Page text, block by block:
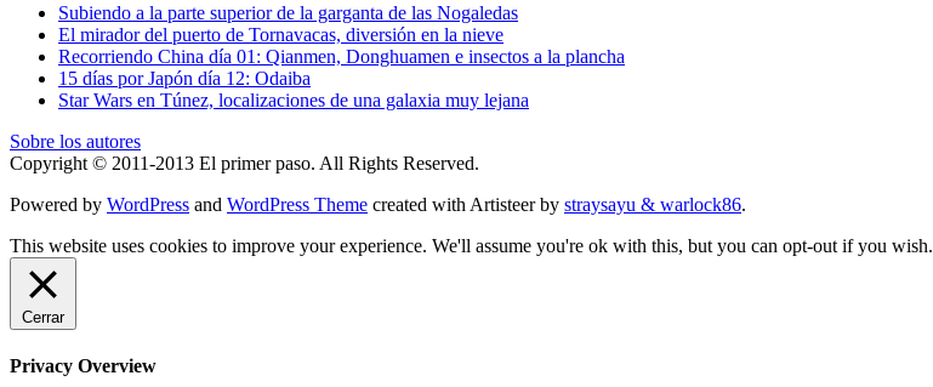
Subiendo a la parte superior de la garganta de las Nogaledas
El mirador del puerto de Tornavacas, diversión en la nieve
Recorriendo China día 01: Qianmen, Donghuamen e insectos a la plancha
15 días por Japón día 12: Odaiba
Star Wars en Túnez, localizaciones de una galaxia muy lejana
Sobre los autores
Copyright © 2011-2013 El primer paso. All Rights Reserved.
Powered by WordPress and WordPress Theme created with Artisteer by straysayu & warlock86.
This website uses cookies to improve your experience. We'll assume you're ok with this, but you can opt-out if you wish.
Cerrar
Privacy Overview